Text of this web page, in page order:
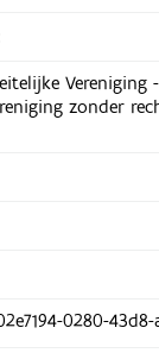
Vereniging
zonder
0280-